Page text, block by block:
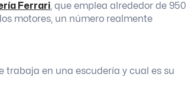
Ferrari, que emplea alrededor de 950
motores, un número realmente
trabaja en una escudería y cual es su